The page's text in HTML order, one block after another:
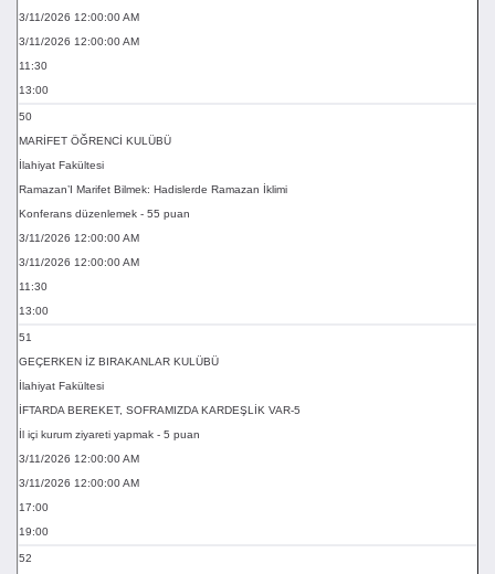
3/11/2026 12:00:00 AM
3/11/2026 12:00:00 AM
11:30
13:00
50
MARİFET ÖĞRENCİ KULÜBÜ
İlahiyat Fakültesi
Ramazan’I Marifet Bilmek: Hadislerde Ramazan İklimi
Konferans düzenlemek - 55 puan
3/11/2026 12:00:00 AM
3/11/2026 12:00:00 AM
11:30
13:00
51
GEÇERKEN İZ BIRAKANLAR KULÜBÜ
İlahiyat Fakültesi
İFTARDA BEREKET, SOFRAMIZDA KARDEŞLİK VAR-5
İl içi kurum ziyareti yapmak - 5 puan
3/11/2026 12:00:00 AM
3/11/2026 12:00:00 AM
17:00
19:00
52